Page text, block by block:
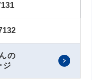
の
ジ